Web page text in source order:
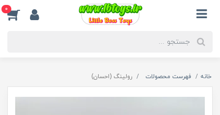
0
خانه فهرست محصولات رولینگ (احسان)